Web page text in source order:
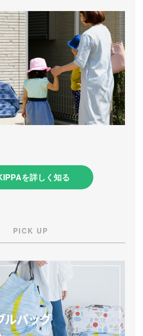
を詳しく知る
PICK UP